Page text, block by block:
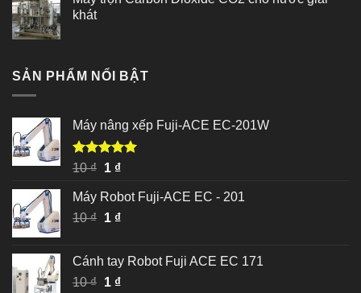
khát
SẢN PHẨM NỔI BẬT
Máy nâng xếp Fuji-ACE EC-201W
Được xếp
5 sao
10₫ Giá
là:
10 ₫.
1 ₫Giá
tại
là:
Máy Robot Fuji-ACE EC - 201
10₫ Giá
10 ₫.
1 ₫Giá
là:
1 ₫.
Cánh tay Robot Fuji ACE EC 171
10₫ Giá
1 ₫Giá